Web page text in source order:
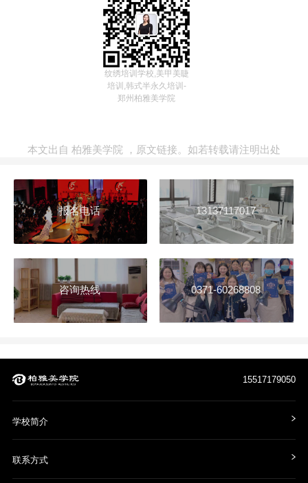
纹绣培训学校,美甲美睫
培训,韩式半永久培训-
郑州柏雅美学院
本文出自 柏雅美学院， 原文链接。如若转载请注明出处
报名电话 13137117017
咨询热线 0371-60268808
15517179050
学校简介
联系方式